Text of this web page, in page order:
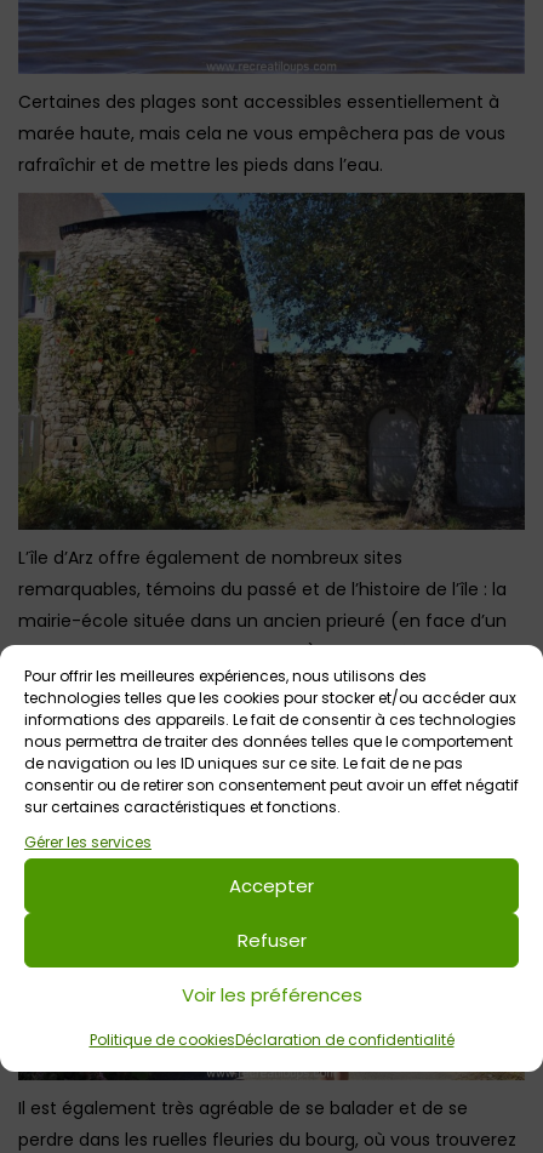
Pour offrir les meilleures expériences, nous utilisons des
technologies telles que les cookies pour stocker et/ou accéder aux
informations des appareils. Le fait de consentir à ces technologies
nous permettra de traiter des données telles que le comportement
de navigation ou les ID uniques sur ce site. Le fait de ne pas
consentir ou de retirer son consentement peut avoir un effet négatif
sur certaines caractéristiques et fonctions.
Gérer les services
Accepter
Refuser
Voir les préférences
Politique de cookiesDéclaration de confidentialité
Certaines des plages sont accessibles essentiellement à
marée haute, mais cela ne vous empêchera pas de vous
rafraîchir et de mettre les pieds dans l’eau.
L’île d’Arz offre également de nombreux sites
remarquables, témoins du passé et de l’histoire de l’île : la
mairie-école située dans un ancien prieuré (en face d’un
espace vert et d’uneaire de jeux), le site mégalithique de
Lious, le Moulin à Marée de Berno, le Manoir de Kernoël
(photo ci-dessus).
Il est également très agréable de se balader et de se
perdre dans les ruelles fleuries du bourg, où vous trouverez